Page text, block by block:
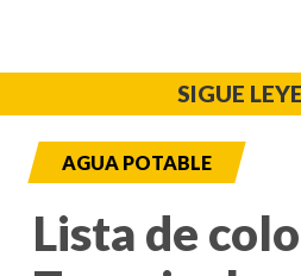
SIGUE
AGUA POTABLE
Lista de